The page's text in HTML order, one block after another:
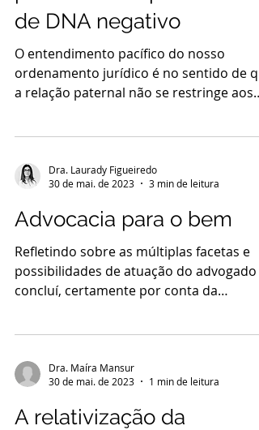
dos bens adquiridos após a celebração
casamento c
de DNA negativo
O entendimento pacífico do nosso
ordenamento jurídico é no sentido de
a relação paternal não se restringe aos
Dra. Laurady Figueiredo
30 de mai. de 2023
3 min de leitura
Advocacia para o bem
Refletindo sobre as múltiplas facetas e
possibilidades de atuação do advogado
concluí, certamente por conta da
Dra. Maíra Mansur
30 de mai. de 2023
1 min de leitura
A relativização da